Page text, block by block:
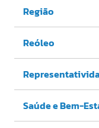
Região
Reóleo
Saúde e Bem-